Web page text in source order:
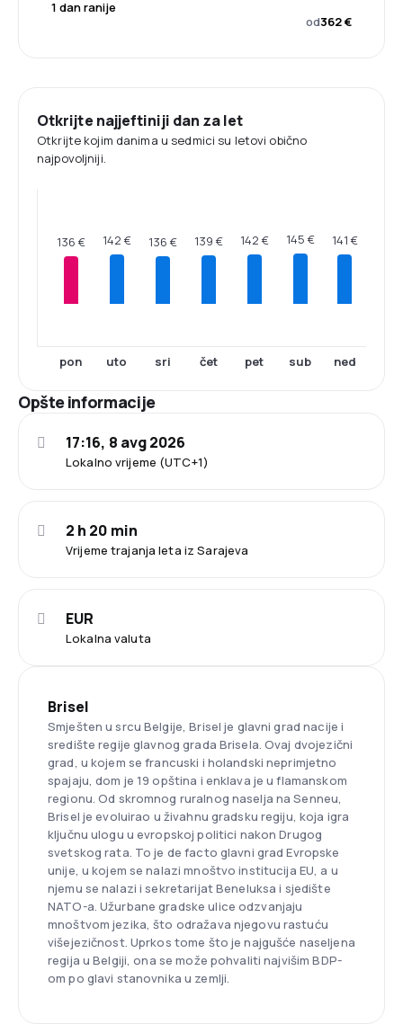
1 dan ranije
od362 €
Otkrijte najjeftiniji dan za let
Otkrijte kojim danima u sedmici su letovi obično
najpovoljniji.
136 €
pon
142 €
uto
136 €
sri
139 €
čet
142 €
pet
145 €
sub
141 €
ned
Opšte informacije
Lokalno vrijeme (UTC+1)
17:16, 8 avg 2026
Vrijeme trajanja leta iz Sarajeva
2 h 20 min
Lokalna valuta
EUR
Brisel
Smješten u srcu Belgije, Brisel je glavni grad nacije i
središte regije glavnog grada Brisela. Ovaj dvojezični
grad, u kojem se francuski i holandski neprimjetno
spajaju, dom je 19 opština i enklava je u flamanskom
regionu. Od skromnog ruralnog naselja na Senneu,
Brisel je evoluirao u živahnu gradsku regiju, koja igra
ključnu ulogu u evropskoj politici nakon Drugog
svetskog rata. To je de facto glavni grad Evropske
unije, u kojem se nalazi mnoštvo institucija EU, a u
njemu se nalazi i sekretarijat Beneluksa i sjedište
NATO-a. Užurbane gradske ulice odzvanjaju
mnoštvom jezika, što odražava njegovu rastuću
višejezičnost. Uprkos tome što je najgušće naseljena
regija u Belgiji, ona se može pohvaliti najvišim BDP-
om po glavi stanovnika u zemlji.